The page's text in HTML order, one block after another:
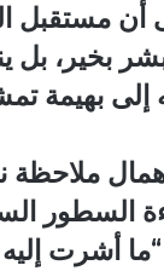
أن مستقبل
بخير، بل
إلى بهيمة
ملاحظة
السطور
“ما أشرت